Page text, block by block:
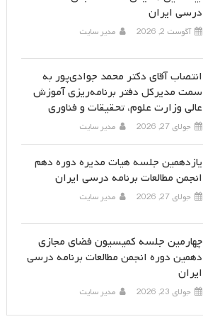
درسی ایران
آگوست 2, 2026 مدیر سایت
انتصاب آقای دکتر محمد جوادی‌پور به
سمت مدیرکل دفتر برنامه‌ریزی آموزش
عالی وزارت علوم، تحقیقات و فناوری
جولای 27, 2026 مدیر سایت
یازدهمین جلسه هیات مدیره دوره دهم
انجمن مطالعات برنامه درسی ایران
جولای 27, 2026 مدیر سایت
چهارمین جلسه کمیسیون فضای مجازی
دهمین دوره انجمن مطالعات برنامه درسی
ایران
جولای 23, 2026 مدیر سایت